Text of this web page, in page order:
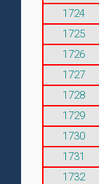
1724
1725
1726
1727
1728
1729
1730
1731
1732